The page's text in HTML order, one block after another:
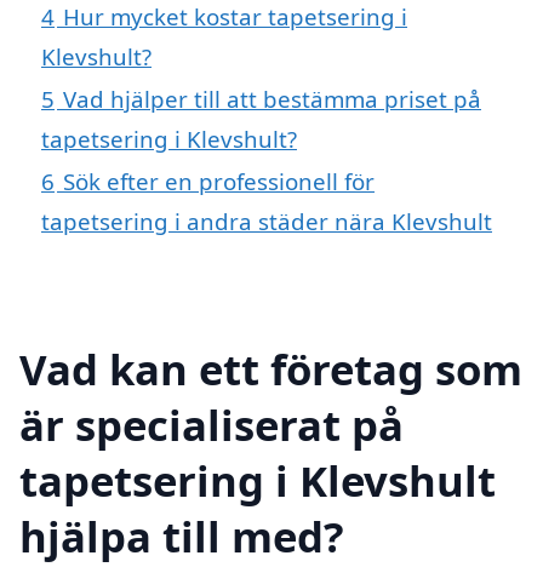
4 Hur mycket kostar tapetsering i
Klevshult?
5 Vad hjälper till att bestämma priset på
tapetsering i Klevshult?
6 Sök efter en professionell för
tapetsering i andra städer nära Klevshult
Vad kan ett företag som
är specialiserat på
tapetsering i Klevshult
hjälpa till med?